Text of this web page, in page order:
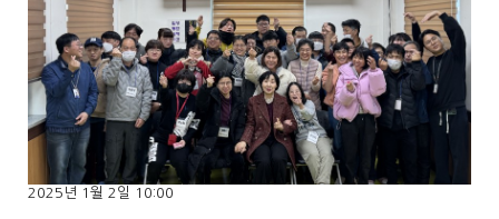
2025년 1월 2일 10:00